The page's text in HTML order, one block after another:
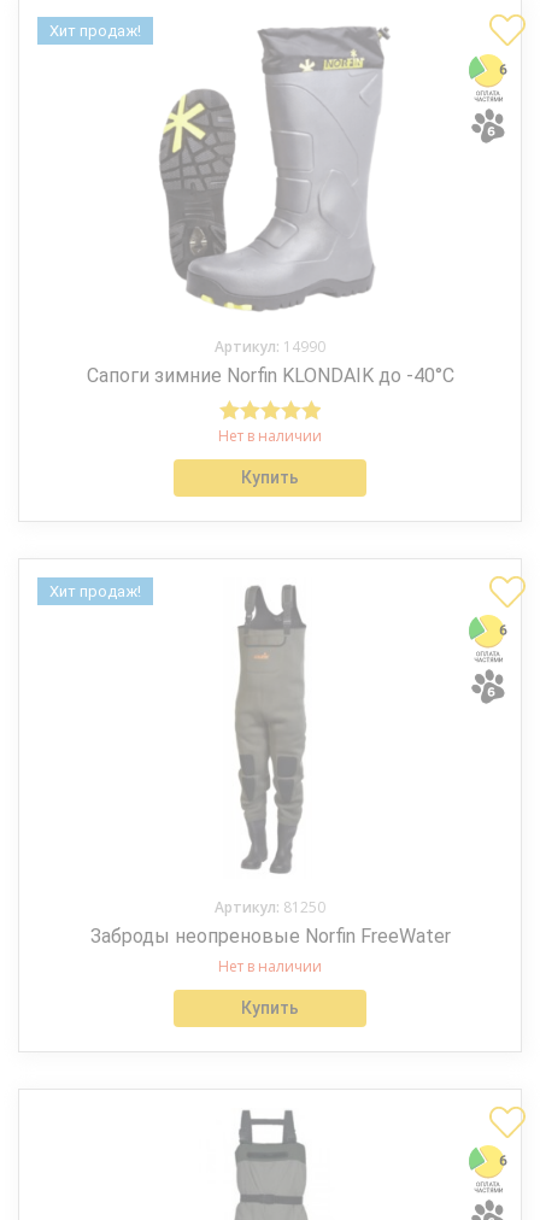
Хит продаж!
Артикул: 14990
Сапоги зимние Norfin KLONDAIK до -40°С
Оценка5.00
Нет в наличии
Купить
Хит продаж!
Артикул: 81250
Заброды неопреновые Norfin FreeWater
Нет в наличии
Купить